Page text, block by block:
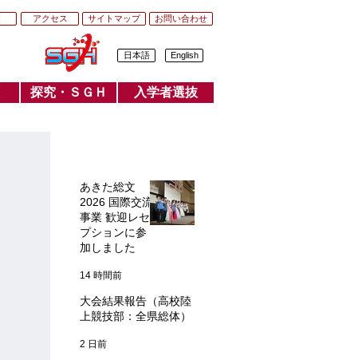
アクセス サイトマップ お問い合わせ
日本語 English
入学者選抜
探究・SGH
探究・ＳＧＨ 入学者選抜
あきた総文
2026 国際交流
事業 歓迎レセ
プションに参
加しました
14 時間前
大会結果報告（高校陸
上競技部：全県総体）
2 日前